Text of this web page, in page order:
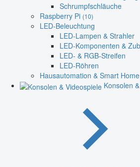
Schrumpfschläuche
Raspberry Pi (10)
LED-Beleuchtung
LED-Lampen & Strahler
LED-Komponenten &
LED- & RGB-Streifen
LED-Röhren
Hausautomation & Smart Home
Konsolen